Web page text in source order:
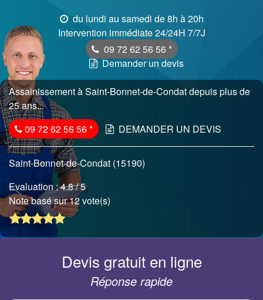
du lundi au samedi de 8h à 20h
Intervention immédiate 24/24H 7/7J
09 72 62 56 56 *
Demander un devis
Assainissement à Saint-Bonnet-de-Condat depuis plus de
25 ans...
09 72 62 56 56* DEMANDER UN DEVIS
Saint-Bonnet-de-Condat (15190)
Evaluation :4.8/ 5
Note basé sur 12 vote(s)
Devis gratuit en ligne
Réponse rapide